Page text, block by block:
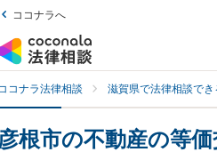
ココナラへ
コナラ法律相談 滋賀県で法律相談でき
彦根市の不動産の等